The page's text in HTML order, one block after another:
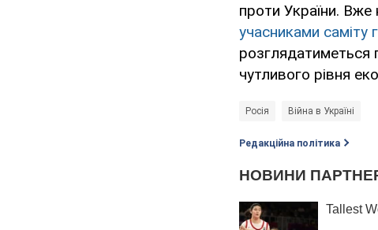
проти України.
учасниками
розглядатиметься
чутливого рівня
Росія Війна в Україні
Редакційна політика